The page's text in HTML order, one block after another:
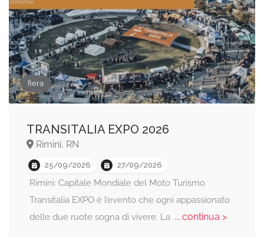
fiera
TRANSITALIA EXPO 2026
Rimini, RN
25/09/2026 27/09/2026
Rimini: Capitale Mondiale del Moto Turismo
Transitalia EXPO è l’evento che ogni appassionato
delle due ruote sogna di vivere. La... continua >